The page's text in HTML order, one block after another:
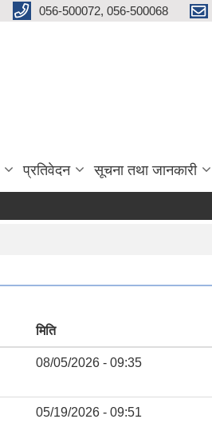
056-500072, 056-500068
प्रतिवेदन सूचना तथा जानकारी
मिति
08/05/2026 - 09:35
05/19/2026 - 09:51